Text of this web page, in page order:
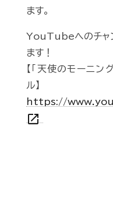
ます。
YouTubeへのチャ
ます！
【「天使のモーニ
ル】
https://
open_in_new